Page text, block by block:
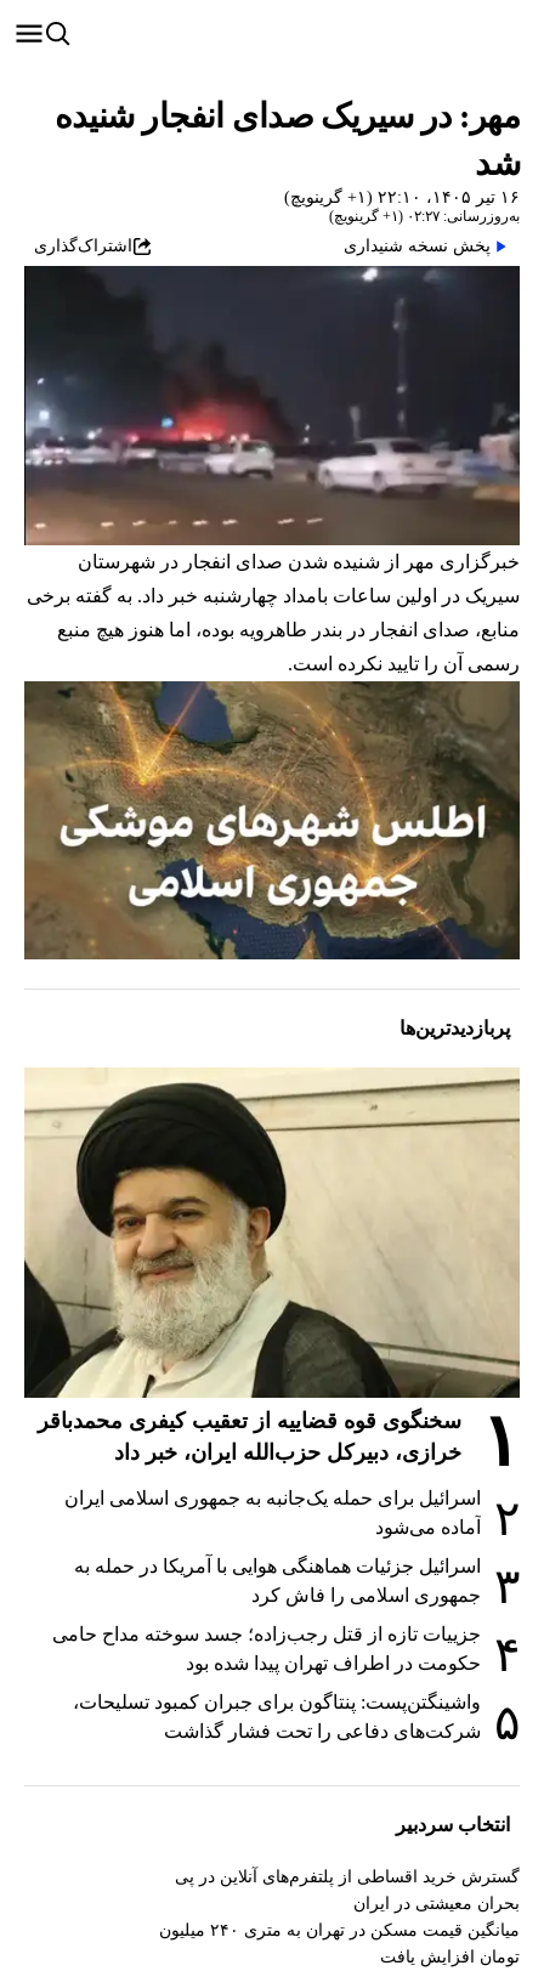
مهر: در سیریک صدای انفجار شنیده
شد
۱۶ تیر ۱۴۰۵، ۲۲:۱۰ (‎+۱ گرینویچ)
به‌روزرسانی: ۰۲:۲۷ (‎+۱ گرینویچ)
پخش نسخه شنیداری اشتراک‌گذاری
خبرگزاری مهر از شنیده شدن صدای انفجار در شهرستان
سیریک در اولین ساعات بامداد چهارشنبه خبر داد. به گفته برخی
منابع، صدای انفجار در بندر طاهرویه بوده، اما هنوز هیچ منبع
رسمی آن را تایید نکرده است.
پربازدیدترین‌ها
۱
سخنگوی قوه قضاییه از تعقیب کیفری محمدباقر
خرازی، دبیر‌کل حزب‌الله ایران، خبر داد
۲
اسرائیل برای حمله یک‌جانبه به جمهوری اسلامی ایران
آماده می‌شود
۳
اسرائیل جزئیات هماهنگی هوایی با آمریکا در حمله به
جمهوری اسلامی را فاش کرد
۴
جزییات تازه از قتل رجب‌زاده؛ جسد سوخته مداح حامی
حکومت در اطراف تهران پیدا شده بود
۵
واشینگتن‌پست: پنتاگون برای جبران کمبود تسلیحات،
شرکت‌های دفاعی را تحت فشار گذاشت
انتخاب سردبیر
گسترش خرید اقساطی از پلتفرم‌های آنلاین در پی
بحران معیشتی در ایران
میانگین قیمت مسکن در تهران به متری ۲۴۰ میلیون
تومان افزایش یافت